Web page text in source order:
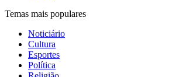
Temas mais populares
Noticiário
Cultura
Esportes
Política